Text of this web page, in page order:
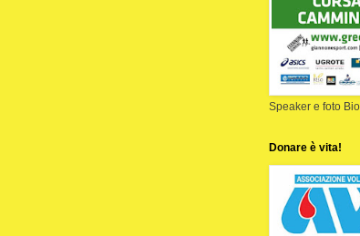
Speaker e foto
Donare è vita!